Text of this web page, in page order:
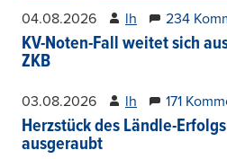
04.08.2026 lh 234
KV-Noten-Fall weitet sich
ZKB
03.08.2026 lh 171
Herzstück des Ländle-
ausgeraubt